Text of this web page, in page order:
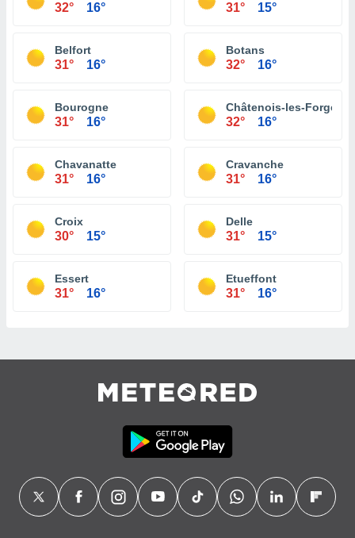
32° 16° 31° 15°
Belfort
31° 16°
Botans
32° 16°
Bourogne
31° 16°
Châtenois-les-Forges
32° 16°
Chavanatte
31° 16°
Cravanche
31° 16°
Croix
30° 15°
Delle
31° 15°
Essert
31° 16°
Etueffont
31° 16°